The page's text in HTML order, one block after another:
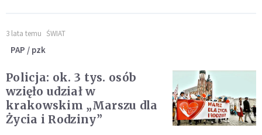
3 lata temu ŚWIAT
PAP / pzk
Policja: ok. 3 tys. osób
wzięło udział w
krakowskim „Marszu dla
Życia i Rodziny”